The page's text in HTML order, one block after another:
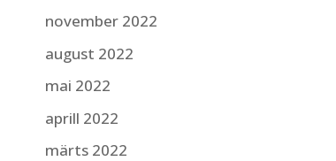
november 2022
august 2022
mai 2022
aprill 2022
märts 2022